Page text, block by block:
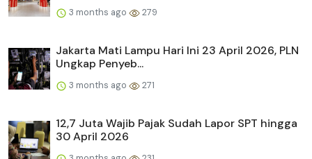
3 months ago 279
Jakarta Mati Lampu Hari Ini 23 April 2026, PLN
Ungkap Penyeb...
3 months ago 271
12,7 Juta Wajib Pajak Sudah Lapor SPT hingga
30 April 2026